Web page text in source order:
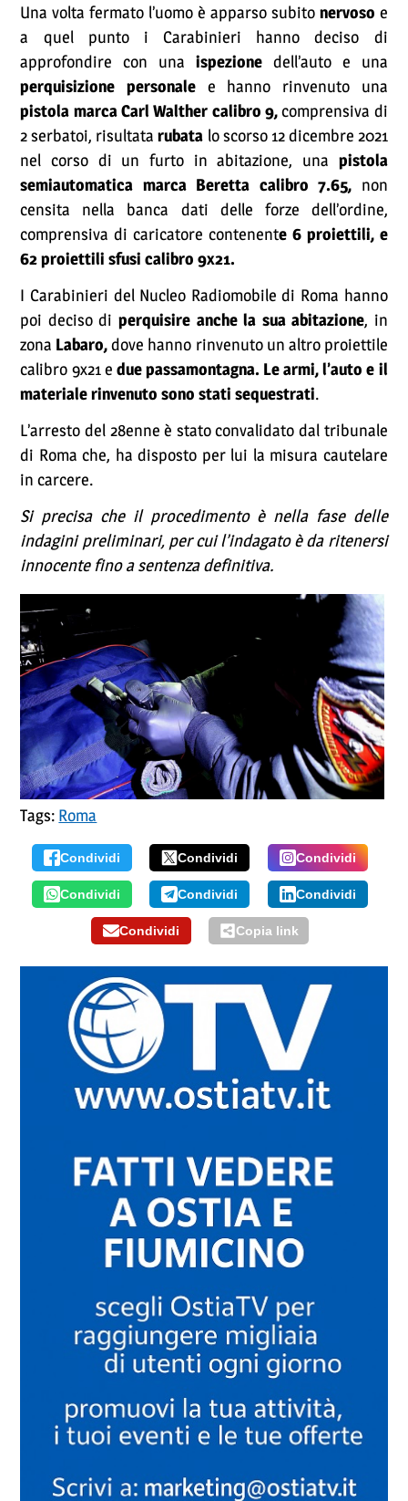
Una volta fermato l’uomo è apparso subito nervoso e
a quel punto i Carabinieri hanno deciso di
approfondire con una ispezione dell’auto e una
perquisizione personale e hanno rinvenuto una
pistola marca Carl Walther calibro 9,comprensiva di
2 serbatoi, risultatarubata lo scorso 12 dicembre 2021
nel corso di un furto in abitazione, una pistola
semiautomatica marca Beretta calibro 7.65, non
censita nella banca dati delle forze dell’ordine,
comprensiva di caricatore contenente 6 proiettili, e
62 proiettili sfusi calibro 9x21.
I Carabinieri del Nucleo Radiomobile di Roma hanno
poi deciso di perquisire anche la sua abitazione, in
zona Labaro,dove hanno rinvenuto un altro proiettile
calibro 9x21 e due passamontagna. Le armi, l’auto e il
materiale rinvenuto sono stati sequestrati.
L’arresto del 28enne è stato convalidato dal tribunale
di Roma che, ha disposto per lui la misura cautelare
in carcere.
Si precisa che il procedimento è nella fase delle
indagini preliminari, per cui l’indagato è da ritenersi
innocente fino a sentenza definitiva.
Tags: Roma
Condividi Condividi Condividi
Condividi Condividi Condividi
Condividi Copia link